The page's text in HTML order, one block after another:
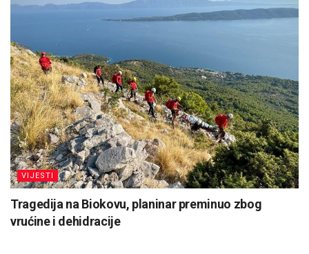
VIJESTI
Tragedija na Biokovu, planinar preminuo zbog
vrućine i dehidracije